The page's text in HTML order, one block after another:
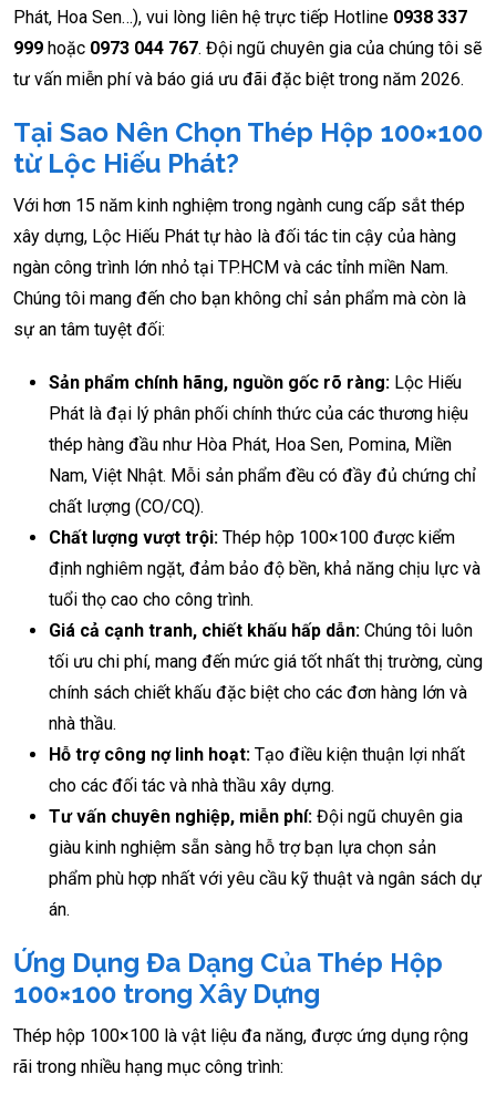
Phát, Hoa Sen…), vui lòng liên hệ trực tiếp Hotline 0938 337
999 hoặc 0973 044 767. Đội ngũ chuyên gia của chúng tôi sẽ
tư vấn miễn phí và báo giá ưu đãi đặc biệt trong năm 2026.
Tại Sao Nên Chọn Thép Hộp 100×100
từ Lộc Hiếu Phát?
Với hơn 15 năm kinh nghiệm trong ngành cung cấp sắt thép
xây dựng, Lộc Hiếu Phát tự hào là đối tác tin cậy của hàng
ngàn công trình lớn nhỏ tại TP.HCM và các tỉnh miền Nam.
Chúng tôi mang đến cho bạn không chỉ sản phẩm mà còn là
sự an tâm tuyệt đối:
Sản phẩm chính hãng, nguồn gốc rõ ràng: Lộc Hiếu
Phát là đại lý phân phối chính thức của các thương hiệu
thép hàng đầu như Hòa Phát, Hoa Sen, Pomina, Miền
Nam, Việt Nhật. Mỗi sản phẩm đều có đầy đủ chứng chỉ
chất lượng (CO/CQ).
Chất lượng vượt trội: Thép hộp 100×100 được kiểm
định nghiêm ngặt, đảm bảo độ bền, khả năng chịu lực và
tuổi thọ cao cho công trình.
Giá cả cạnh tranh, chiết khấu hấp dẫn: Chúng tôi luôn
tối ưu chi phí, mang đến mức giá tốt nhất thị trường, cùng
chính sách chiết khấu đặc biệt cho các đơn hàng lớn và
nhà thầu.
Hỗ trợ công nợ linh hoạt: Tạo điều kiện thuận lợi nhất
cho các đối tác và nhà thầu xây dựng.
Tư vấn chuyên nghiệp, miễn phí: Đội ngũ chuyên gia
giàu kinh nghiệm sẵn sàng hỗ trợ bạn lựa chọn sản
phẩm phù hợp nhất với yêu cầu kỹ thuật và ngân sách dự
án.
Ứng Dụng Đa Dạng Của Thép Hộp
100×100 trong Xây Dựng
Thép hộp 100×100 là vật liệu đa năng, được ứng dụng rộng
rãi trong nhiều hạng mục công trình: